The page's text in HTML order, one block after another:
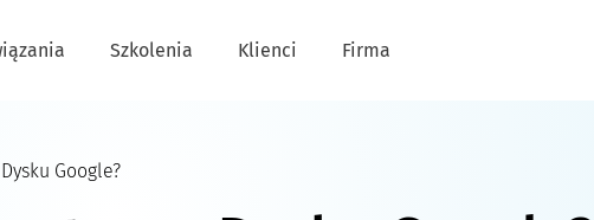
Szkolenia Klienci Firma
Google?